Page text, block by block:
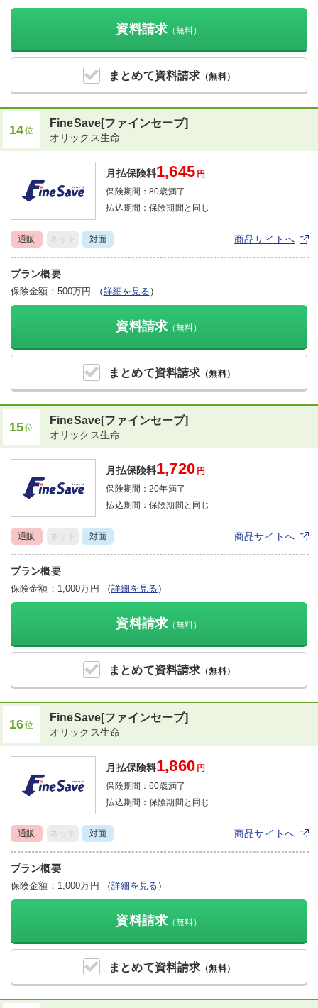
まとめて資料請求 （無料）
資料請求 （無料）
14位
まとめて資料請求 （無料）
FineSave[ファインセーブ]
オリックス生命
資料請求 （無料）
月払保険料1,645 円
保険期間：80歳満了
払込期間：保険期間と同じ
通販 ネット 対面 商品サイトへ
プラン概要
保険金額：500万円 （詳細を見る ）
15位
まとめて資料請求 （無料）
FineSave[ファインセーブ]
オリックス生命
資料請求 （無料）
月払保険料1,720 円
保険期間：20年満了
払込期間：保険期間と同じ
通販 ネット 対面 商品サイトへ
プラン概要
保険金額：1,000万円 （詳細を見る ）
16位
まとめて資料請求 （無料）
FineSave[ファインセーブ]
オリックス生命
資料請求 （無料）
月払保険料1,860 円
保険期間：60歳満了
払込期間：保険期間と同じ
通販 ネット 対面 商品サイトへ
プラン概要
保険金額：1,000万円 （詳細を見る ）